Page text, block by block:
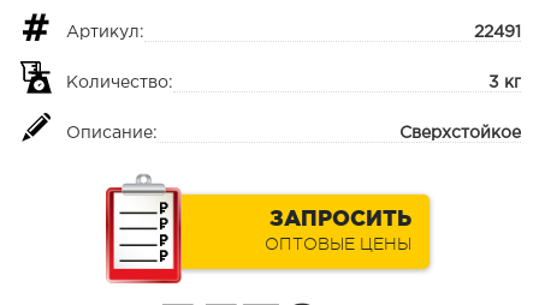
Артикул: 22491
Количество: 3 кг
Описание: Сверхстойкое
ЗАПРОСИТЬ
ОПТОВЫЕ ЦЕНЫ